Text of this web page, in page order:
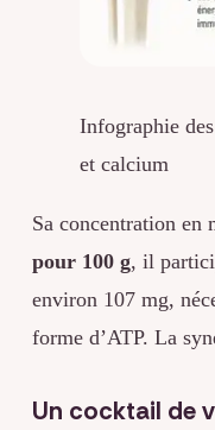
Infographie
et calcium
Sa concentration en
pour 100 g, il
environ 107 mg,
forme d’ATP. La
Un cocktail de